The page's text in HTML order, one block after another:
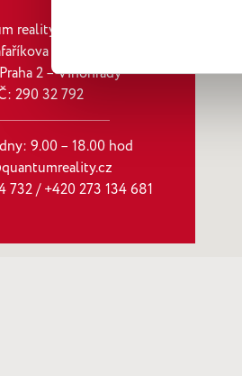
reality, spol. s r.o.
201/17
2 – Vinohrady
290‍ 32‍ 792
9.00 – 18.00 hod
732/+420 273 134 681